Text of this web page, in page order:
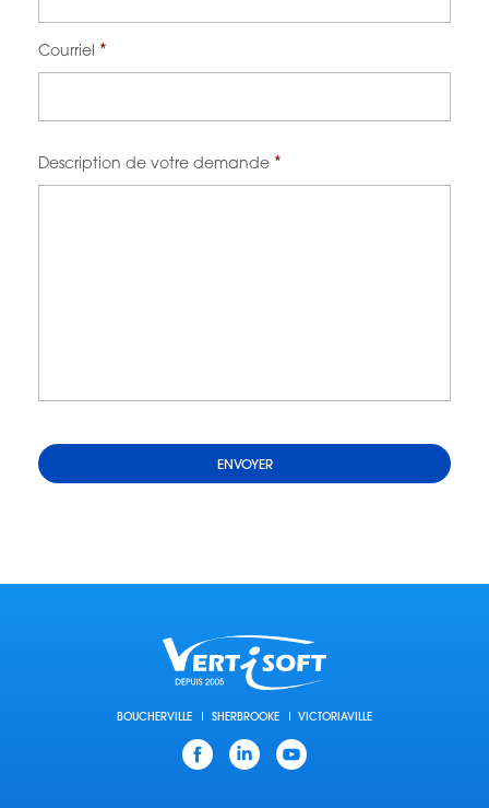
Courriel *
Description de votre demande *
BOUCHERVILLE SHERBROOKE VICTORIAVILLE
Facebook
LinkedinYouTube